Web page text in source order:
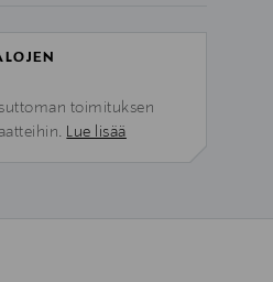
toimituksen
Lue lisää